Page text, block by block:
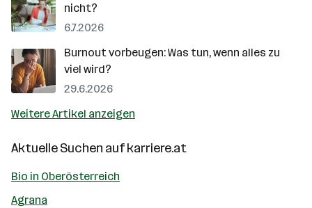
nicht?
6.7.2026
Burnout vorbeugen: Was tun, wenn alles zu
viel wird?
29.6.2026
Weitere Artikel anzeigen
Aktuelle Suchen aufkarriere.at
Bio in Oberösterreich
Agrana